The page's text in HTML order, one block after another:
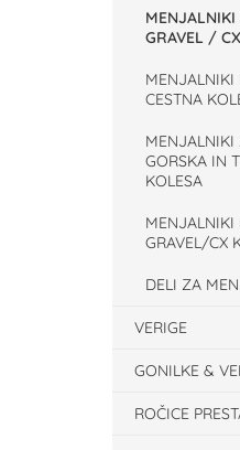
GRAVEL /
MENJALNIKI
CESTNA
MENJALNIKI
GORSKA IN
KOLESA
MENJALNIKI
GRAVEL/CX
DELI ZA
VERIGE
GONILKE &
ROČICE